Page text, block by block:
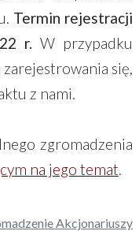
Termin rejestracji
r.W przypadku
się,
z nami.
zgromadzenia
na jego temat.
Akcjonariuszy